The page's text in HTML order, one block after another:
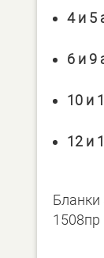
4 и 5
6 и 9
10 и
12 и
Бланки
1508пр